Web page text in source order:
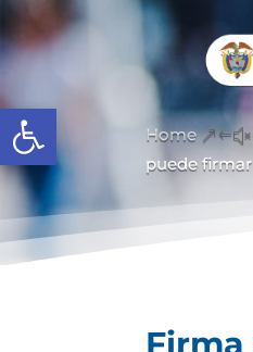
Abrir barra de herramientas
Home
puede firmar